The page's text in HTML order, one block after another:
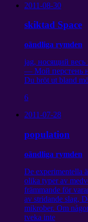
2011-08-30
skiktad Space
oändliga rymden
jag, носящий
— Мой перстень
Du bröt ut bland
6
2011-07-28
population
oändliga rymden
De experimentella
olika typer av
främmande för
av stridande slag,
mikrober. Om
tveka inte